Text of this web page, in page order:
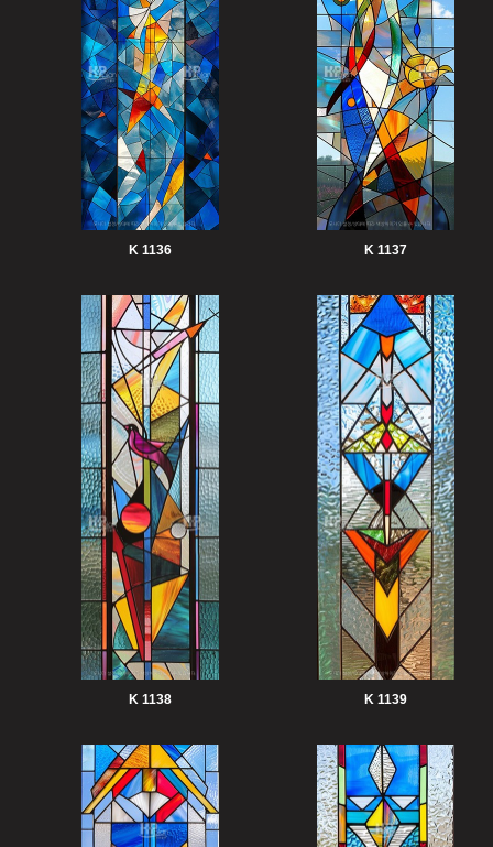
K 1136 K 1137
K 1138 K 1139